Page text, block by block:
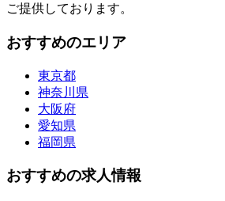
ご提供しております。
おすすめのエリア
東京都
神奈川県
大阪府
愛知県
福岡県
おすすめの求人情報